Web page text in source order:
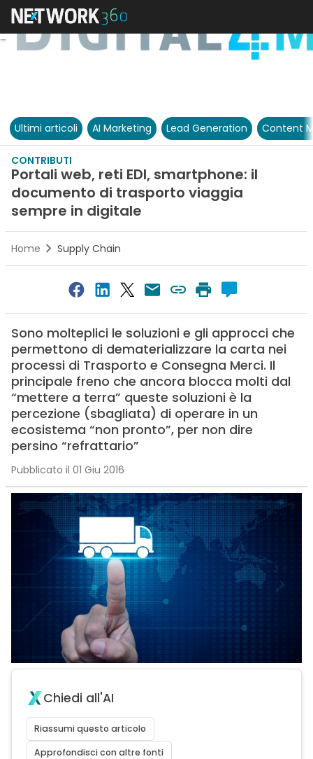
Ultimi articoli AI Marketing Lead Generation Content
CONTRIBUTI
Portali web, reti EDI, smartphone: il
documento di trasporto viaggia
sempre in digitale
Home Supply Chain
Sono molteplici le soluzioni e gli approcci che
permettono di dematerializzare la carta nei
processi di Trasporto e Consegna Merci. Il
principale freno che ancora blocca molti dal
“mettere a terra” queste soluzioni è la
percezione (sbagliata) di operare in un
ecosistema “non pronto”, per non dire
persino “refrattario”
Pubblicato il 01 Giu 2016
Chiedi all'AI
Riassumi questo articolo
Approfondisci con altre fonti